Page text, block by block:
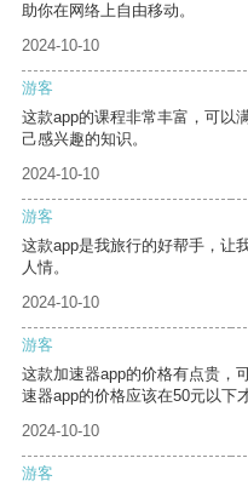
助你在网络上自由移动。
2024-10-10
游客
这款app的课程非常丰富，可以
己感兴趣的知识。
2024-10-10
游客
这款app是我旅行的好帮手，让
人情。
2024-10-10
游客
这款加速器app的价格有点贵，
速器app的价格应该在50元以下
2024-10-10
游客